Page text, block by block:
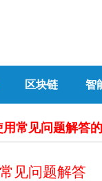
区块链 智
用常见问题解答
见问题解答